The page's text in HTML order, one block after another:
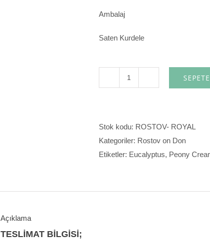
Ambalaj
Saten Kurdele
Stok kodu: ROSTOV- ROYAL
Kategoriler: Rostov on Don
Etiketler: Eucalyptus, Peony
Açıklama
TESLİMAT BİLGİSİ;